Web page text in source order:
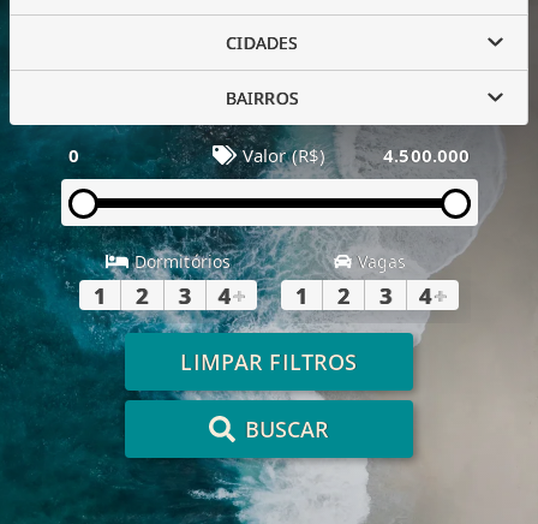
CIDADES
BAIRROS
0 Valor (R$) 4.500.000
Dormitórios
1 2 3 4+
Vagas
1 2 3 4+
LIMPAR FILTROS
BUSCAR